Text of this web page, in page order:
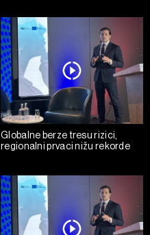
Globalne berze tresu rizici,
regionalni prvaci nižu rekorde